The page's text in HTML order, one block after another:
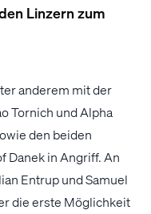
Linzern zum
anderem mit der
Tornich und Alpha
den beiden
Danek in Angriff. An
Entrup und Samuel
die erste Möglichkeit